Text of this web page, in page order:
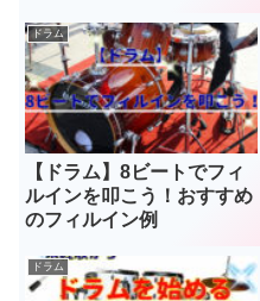
ドラム
【ドラム】8ビートでフィ
ルインを叩こう！おすすめ
のフィルイン例
ドラム